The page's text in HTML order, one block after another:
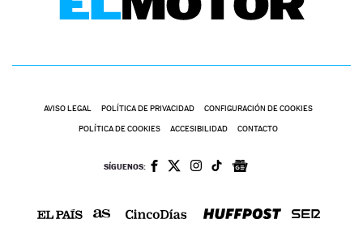
AVISO LEGAL POLÍTICA DE PRIVACIDAD CONFIGURACIÓN DE COOKIES
POLÍTICA DE COOKIES ACCESIBILIDAD CONTACTO
SÍGUENOS: